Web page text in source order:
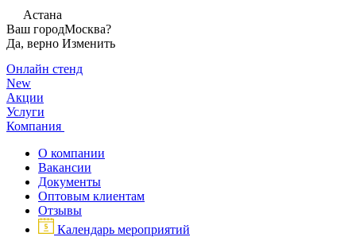
Астана
Ваш городМосква?
Да, верно Изменить
Онлайн стенд
New
Акции
Услуги
Компания
О компании
Вакансии
Документы
Оптовым клиентам
Отзывы
Календарь мероприятий